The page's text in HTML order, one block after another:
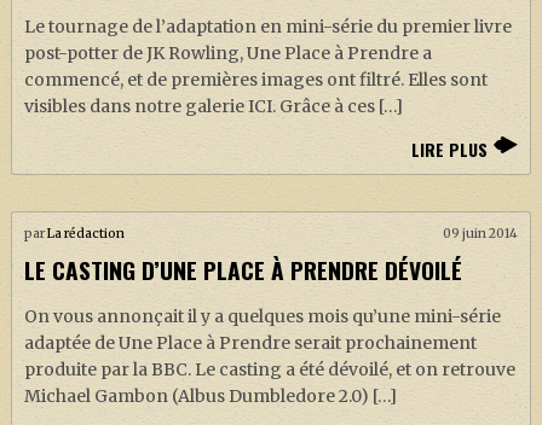
Le tournage de l’adaptation en mini-série du premier livre
post-potter de JK Rowling, Une Place à Prendre a
commencé, et de premières images ont filtré. Elles sont
visibles dans notre galerie ICI. Grâce à ces […]
LIRE PLUS
parLa rédaction 09 juin 2014
LE CASTING D’UNE PLACE À PRENDRE DÉVOILÉ
On vous annonçait il y a quelques mois qu’une mini-série
adaptée de Une Place à Prendre serait prochainement
produite par la BBC. Le casting a été dévoilé, et on retrouve
Michael Gambon (Albus Dumbledore 2.0) […]